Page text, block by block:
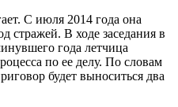
С июля 2014 года она
стражей. В ходе заседания в
года летчица
по ее делу. По словам
будет выноситься два